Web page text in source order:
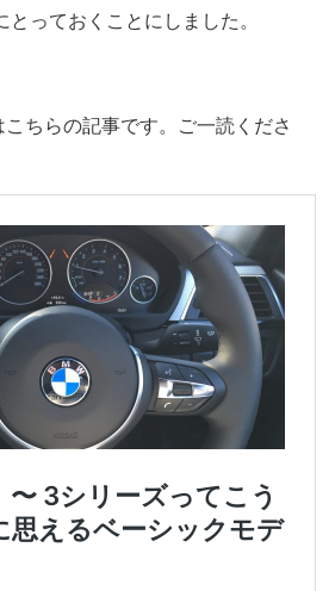
っておくことにしました。
ちらの記事です。ご一読くださ